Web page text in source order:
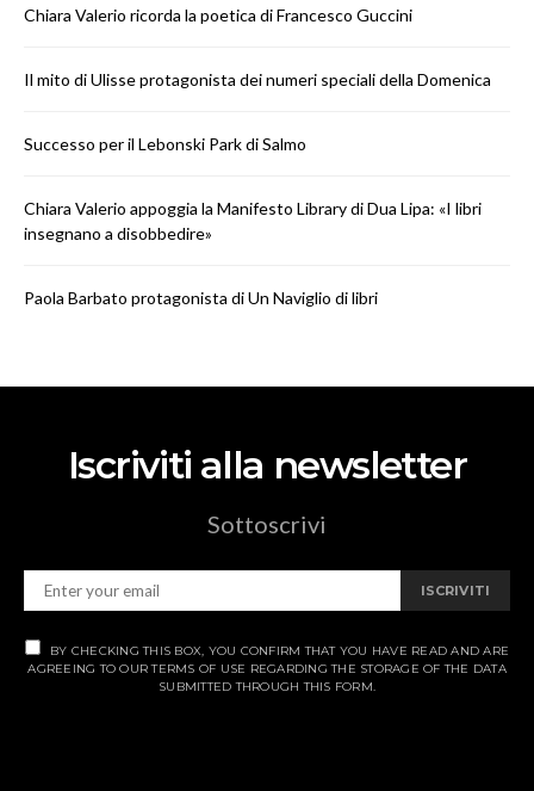
Chiara Valerio ricorda la poetica di Francesco Guccini
Il mito di Ulisse protagonista dei numeri speciali della Domenica
Successo per il Lebonski Park di Salmo
Chiara Valerio appoggia la Manifesto Library di Dua Lipa: «I libri
insegnano a disobbedire»
Paola Barbato protagonista di Un Naviglio di libri
Iscriviti alla newsletter
Sottoscrivi
ISCRIVITI
BY CHECKING THIS BOX, YOU CONFIRM THAT YOU HAVE READ AND ARE
AGREEING TO OUR TERMS OF USE REGARDING THE STORAGE OF THE DATA
SUBMITTED THROUGH THIS FORM.